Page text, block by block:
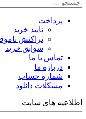
پرداخت
تایید خرید
تراکنش
سوابق خرید
تماس با ما
درباره ما
شماره حساب
مشکلات دانلود
اطلاعیه های سایت